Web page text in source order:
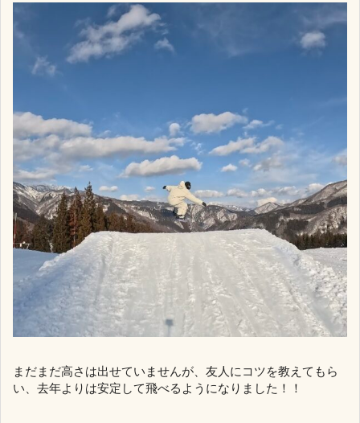
まだまだ高さは出せていませんが、友人にコツを教えてもら
い、去年よりは安定して飛べるようになりました！！